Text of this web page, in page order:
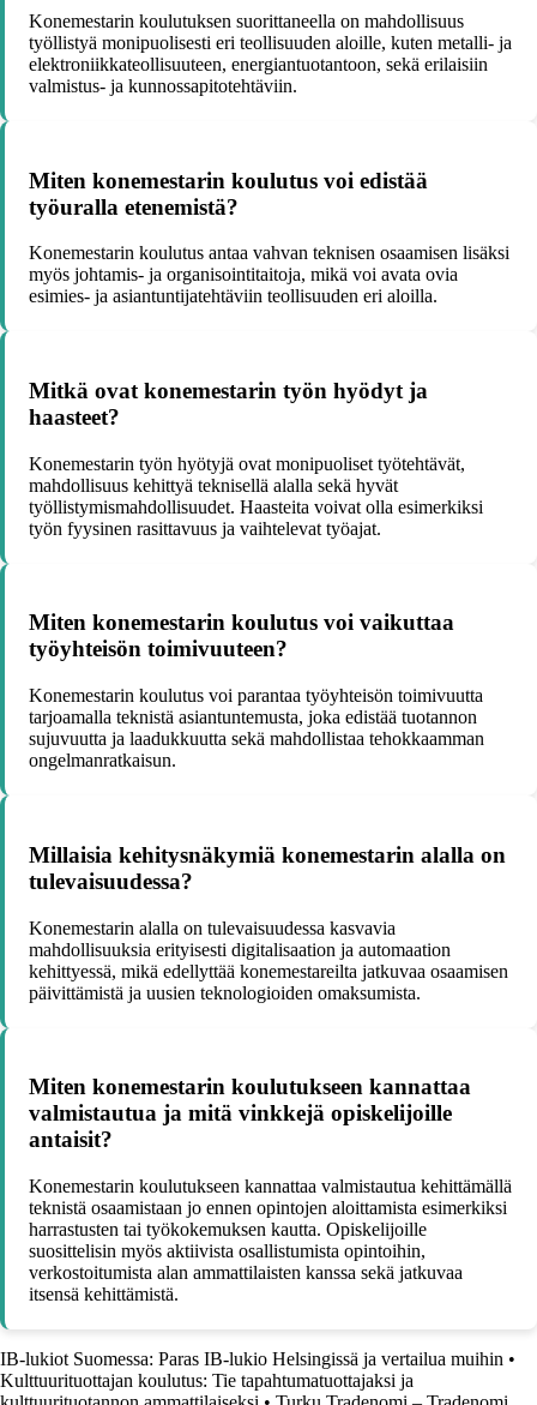
Konemestarin koulutuksen suorittaneella on mahdollisuus
työllistyä monipuolisesti eri teollisuuden aloille, kuten metalli- ja
elektroniikkateollisuuteen, energiantuotantoon, sekä erilaisiin
valmistus- ja kunnossapitotehtäviin.
Miten konemestarin koulutus voi edistää
työuralla etenemistä?
Konemestarin koulutus antaa vahvan teknisen osaamisen lisäksi
myös johtamis- ja organisointitaitoja, mikä voi avata ovia
esimies- ja asiantuntijatehtäviin teollisuuden eri aloilla.
Mitkä ovat konemestarin työn hyödyt ja
haasteet?
Konemestarin työn hyötyjä ovat monipuoliset työtehtävät,
mahdollisuus kehittyä teknisellä alalla sekä hyvät
työllistymismahdollisuudet. Haasteita voivat olla esimerkiksi
työn fyysinen rasittavuus ja vaihtelevat työajat.
Miten konemestarin koulutus voi vaikuttaa
työyhteisön toimivuuteen?
Konemestarin koulutus voi parantaa työyhteisön toimivuutta
tarjoamalla teknistä asiantuntemusta, joka edistää tuotannon
sujuvuutta ja laadukkuutta sekä mahdollistaa tehokkaamman
ongelmanratkaisun.
Millaisia kehitysnäkymiä konemestarin alalla on
tulevaisuudessa?
Konemestarin alalla on tulevaisuudessa kasvavia
mahdollisuuksia erityisesti digitalisaation ja automaation
kehittyessä, mikä edellyttää konemestareilta jatkuvaa osaamisen
päivittämistä ja uusien teknologioiden omaksumista.
Miten konemestarin koulutukseen kannattaa
valmistautua ja mitä vinkkejä opiskelijoille
antaisit?
Konemestarin koulutukseen kannattaa valmistautua kehittämällä
teknistä osaamistaan jo ennen opintojen aloittamista esimerkiksi
harrastusten tai työkokemuksen kautta. Opiskelijoille
suosittelisin myös aktiivista osallistumista opintoihin,
verkostoitumista alan ammattilaisten kanssa sekä jatkuvaa
itsensä kehittämistä.
IB-lukiot Suomessa: Paras IB-lukio Helsingissä ja vertailua muihin •
Kulttuurituottajan koulutus: Tie tapahtumatuottajaksi ja